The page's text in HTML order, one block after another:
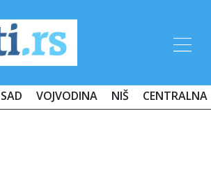
VOJVODINA NIŠ CENTRALNA